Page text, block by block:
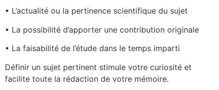
• L’actualité ou la pertinence scientifique du sujet
• La possibilité d’apporter une contribution originale
• La faisabilité de l’étude dans le temps imparti
Définir un sujet pertinent stimule votre curiosité et
facilite toute la rédaction de votre mémoire.